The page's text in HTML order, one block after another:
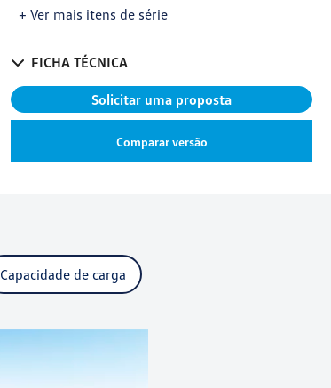
+ Ver mais itens de série
FICHA TÉCNICA
Solicitar uma proposta
Comparar versão
Capacidade de carga